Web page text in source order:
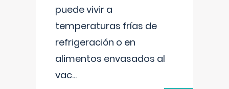
puede vivir a
temperaturas frías de
refrigeración o en
alimentos envasados al
vac...